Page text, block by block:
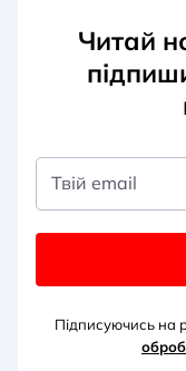
Читай
Твій email
Підписуючись на